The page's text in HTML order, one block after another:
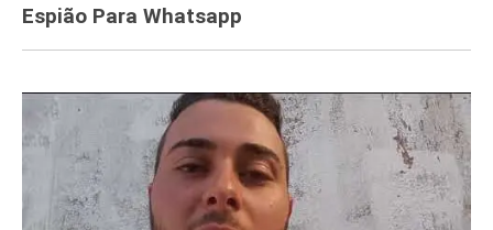
Espião Para Whatsapp